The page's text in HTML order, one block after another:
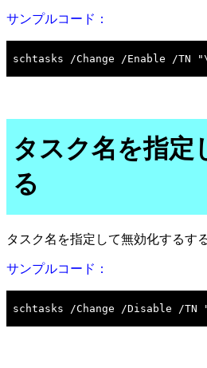
サンプルコード：
タスク名を指定
る
タスク名を指定して無効化するす
サンプルコード：